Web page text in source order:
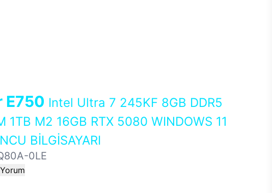
E750 Intel Ultra 7 245KF 8GB DDR5
1TB M2 16GB RTX 5080 WINDOWS 11
BİLGİSAYARI
0LE